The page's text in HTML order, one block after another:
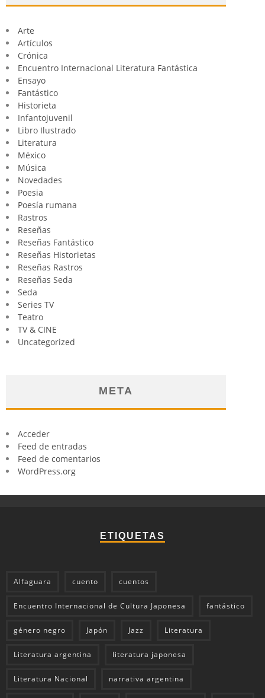
Arte
Artículos
Crónica
Encuentro Internacional Literatura Fantástica
Ensayo
Fantástico
Historieta
Infantojuvenil
Libro Ilustrado
Literatura
México
Música
Novedades
Poesia
Poesía rumana
Rastros
Reseñas
Reseñas Fantástico
Reseñas Historietas
Reseñas Rastros
Reseñas Seda
Seda
Series TV
Teatro
TV & CINE
Uncategorized
META
Acceder
Feed de entradas
Feed de comentarios
WordPress.org
ETIQUETAS
Alfaguara cuento cuentos
Encuentro Internacional de Cultura Japonesa fantástico
género negro Japón Jazz Literatura
Literatura argentina literatura japonesa
Literatura Nacional narrativa argentina